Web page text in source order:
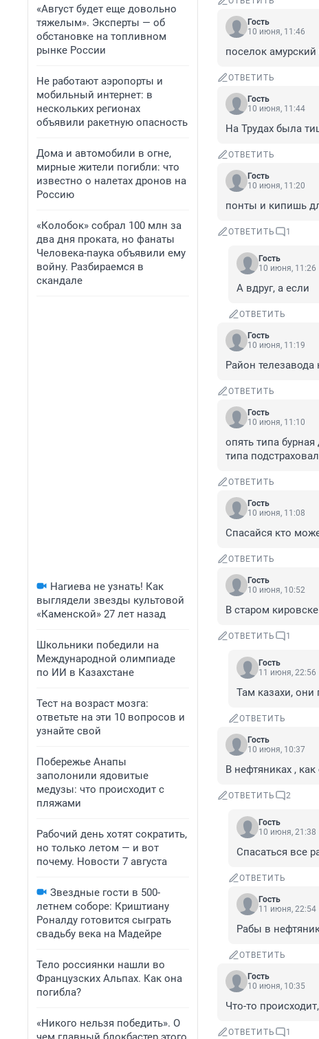
«Август будет еще довольно
тяжелым». Эксперты — об
обстановке на топливном
рынке России
Не работают аэропорты и
мобильный интернет: в
нескольких регионах
объявили ракетную опасность
Дома и автомобили в огне,
мирные жители погибли: что
известно о налетах дронов на
Россию
«Колобок» собрал 100 млн за
два дня проката, но фанаты
Человека-паука объявили ему
войну. Разбираемся в
скандале
Нагиева не узнать! Как
выглядели звезды культовой
«Каменской» 27 лет назад
Школьники победили на
Международной олимпиаде
по ИИ в Казахстане
Тест на возраст мозга:
ответьте на эти 10 вопросов и
узнайте свой
Побережье Анапы
заполонили ядовитые
медузы: что происходит с
пляжами
Рабочий день хотят сократить,
но только летом — и вот
почему. Новости 7 августа
Звездные гости в 500-
летнем соборе: Криштиану
Роналду готовится сыграть
свадьбу века на Мадейре
Тело россиянки нашли во
Французских Альпах. Как она
погибла?
«Никого нельзя победить». О
Гость
10 июня, 11:46
поселок
ОТВЕТИТЬ
Гость
10 июня, 11:44
На Трудах была
ОТВЕТИТЬ
Гость
10 июня, 11:20
понты и кипишь
ОТВЕТИТЬ 1
Гость
10 июня, 11:26
А вдруг, а если
ОТВЕТИТЬ
Гость
10 июня, 11:19
Район
ОТВЕТИТЬ
Гость
10 июня, 11:10
опять типа
типа
ОТВЕТИТЬ
Гость
10 июня, 11:08
Спасайся кто
ОТВЕТИТЬ
Гость
10 июня, 10:52
В старом
ОТВЕТИТЬ 1
Гость
11 июня, 22:56
Там казахи, они
ОТВЕТИТЬ
Гость
10 июня, 10:37
В нефтяниках ,
ОТВЕТИТЬ 2
Гость
10 июня, 21:38
Спасаться все
ОТВЕТИТЬ
Гость
11 июня, 22:54
Рабы в
ОТВЕТИТЬ
Гость
10 июня, 10:35
Что-то
ОТВЕТИТЬ 1